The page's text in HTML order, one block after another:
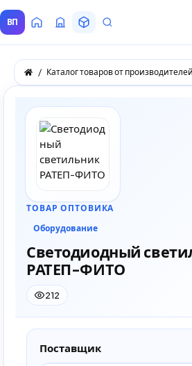
ВП ГлавнаяВсе Поставщики
ТоварыЗапросы покупателей
ТОВАР ОПТОВИКА
Оборудование
Светодиодный
РАТЕП-ФИТО
212
Поставщик